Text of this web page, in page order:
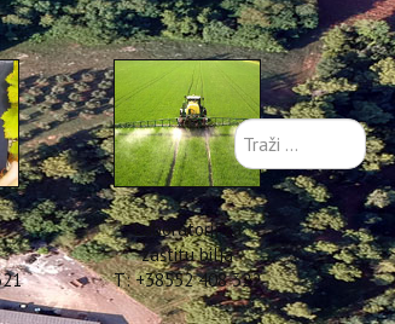
Laboratorij za
zaštitu bilja
T: +38552 408 322
Traži
...